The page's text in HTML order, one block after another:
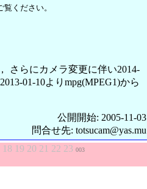
覧ください。
さらにカメラ変更に伴い2014-
01-10よりmpg(MPEG1)から
公開開始: 2005-11-03
問合せ先: totsucam@yas.mu
18 19 20 21 22 23 003